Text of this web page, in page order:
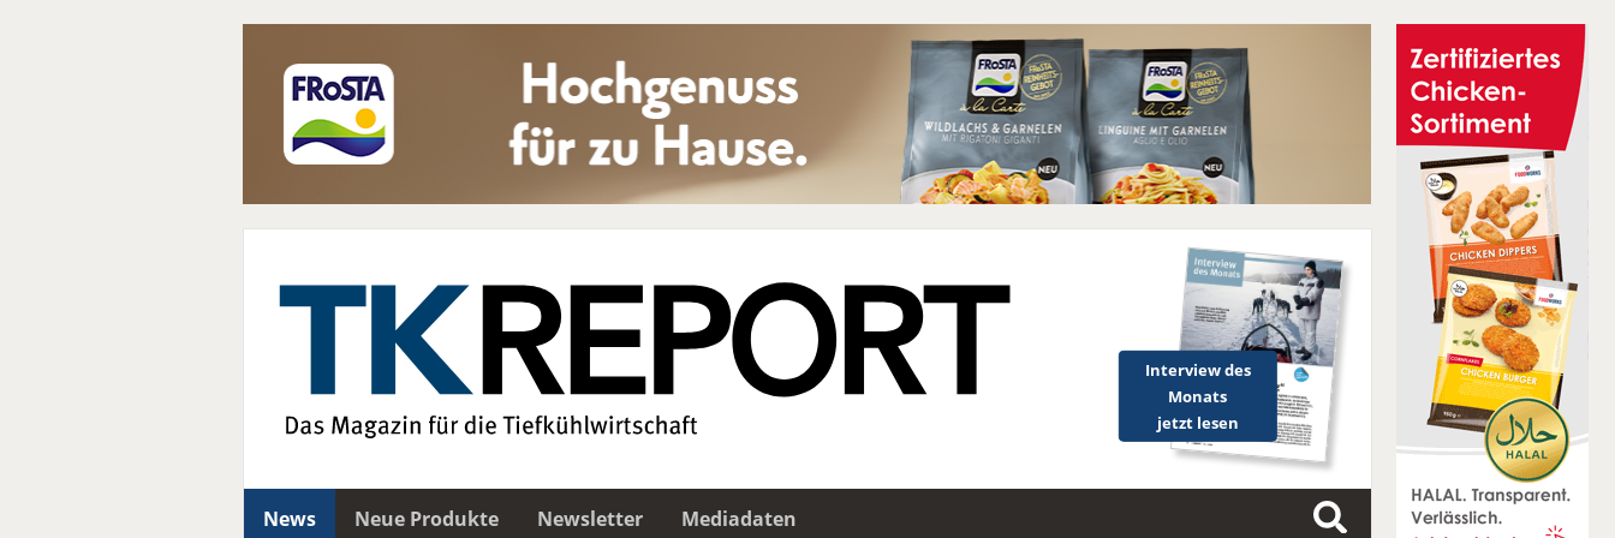
Interview des
Monats
jetzt lesen
News Neue Produkte Newsletter
Mediadaten